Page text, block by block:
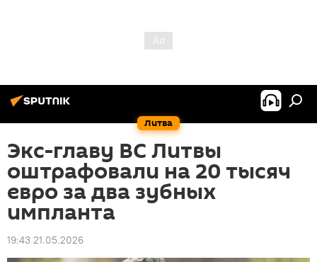
Литва
Экс-главу ВС Литвы
оштрафовали на 20 тысяч
евро за два зубных
импланта
19:43 21.05.2026